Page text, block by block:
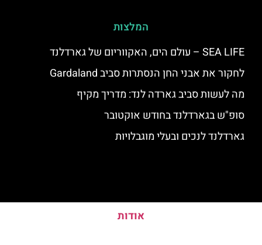
המלצות
SEA LIFE – עולם הים, האקווריום של גארדלנד
לחקור את אבני החן הנסתרות סביב Gardaland
מה לעשות סביב גארדה לנד: מדריך מקיף
סופ"ש בגארדלנד בחודש אוקטובר
גארדלנד לנכים ובעלי מוגבלויות
אודות